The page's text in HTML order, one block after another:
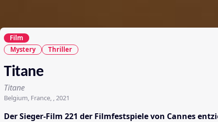
Film
Mystery
Thriller
Titane
Titane
Belgium, France, , 2021
Der Sieger-Film 221 der Filmfestspiele von Cannes